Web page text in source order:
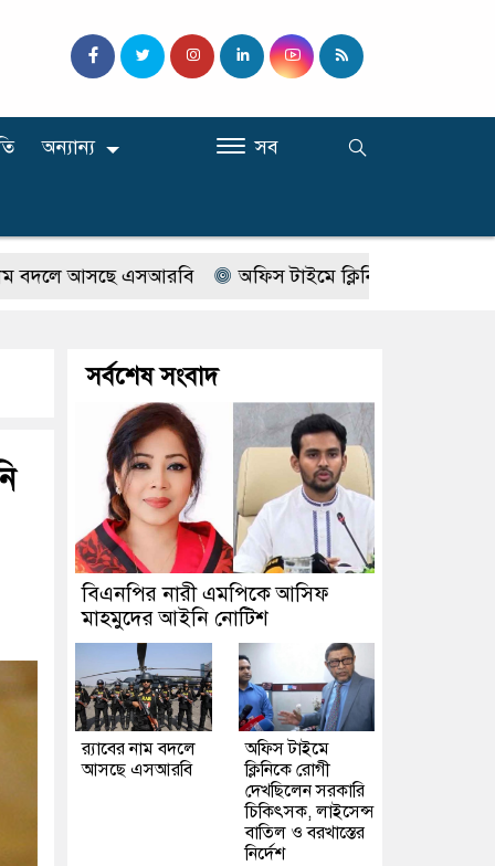
অন্যান্য সব
আসছে এসআরবি অফিস টাইমে ক্লিনিকে রোগী দেখছিলেন
সর্বশেষ সংবাদ
বিএনপির নারী এমপিকে আসিফ
মাহমুদের আইনি নোটিশ
র‍্যাবের নাম বদলে
আসছে এসআরবি
অফিস টাইমে
ক্লিনিকে রোগী
দেখছিলেন সরকারি
চিকিৎসক, লাইসেন্স
বাতিল ও বরখাস্তের
নির্দেশ